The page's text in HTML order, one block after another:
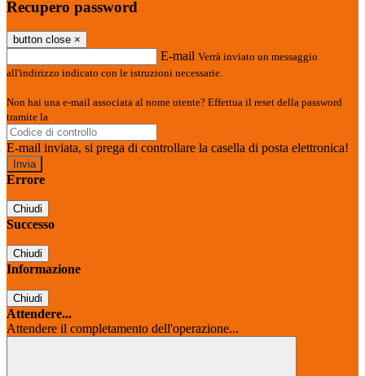
Recupero password
button close ×
E-mail Verrà inviato un messaggio
all'indirizzo indicato con le istruzioni necessarie.
Non hai una e-mail associata al nome utente? Effettua il reset della password
tramite la
E-mail inviata, si prega di controllare la casella di posta elettronica!
Errore
Chiudi
Successo
Chiudi
Informazione
Chiudi
Attendere...
Attendere il completamento dell'operazione...